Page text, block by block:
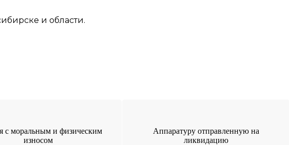
и области.
с моральным и физическим
износом
Аппаратуру отправленную на
ликвидацию